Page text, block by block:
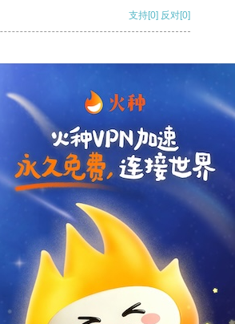
支持[0] 反对[0]
支持
支持[0] 反对[0]
支持[0] 反对[0]